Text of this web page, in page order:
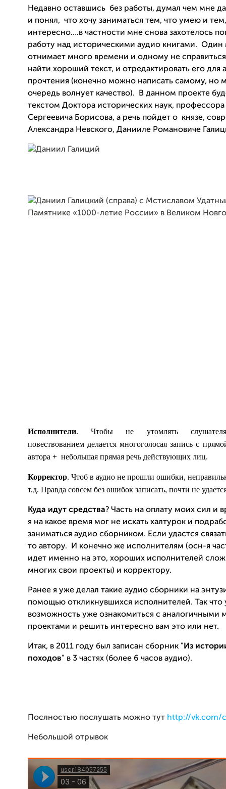
Недавно оставшись без работы, думал чем мне
и понял, что хочу заниматься тем, что умею и
интересно….в частности мне снова захотелось
работу над историческими аудио книгами. Один
отнимает много времени и одному не
найти хороший текст, и отредактировать его для
прочтения (конечно можно написать самому, но
очередь волнует качество).
В данном проекте
текстом Доктора исторических наук, профессора
Сергеевича Борисова, а речь пойдет о князе,
Александра Невского, Данииле Романовиче
Исполнители. Чтобы не утомлять
повествованием делается многоголосая запись с
автора + небольшая прямая речь действующих лиц.
Корректор. Чтоб в аудио не прошли ошибки,
т.д. Правда совсем без ошибок записать, почти не
Куда идут средства? Часть на оплату моих сил и
я на какое время мог не искать халтурок и
заниматься аудио сборником. Если удастся
то автору.
И конечно же исполнителям (осн-я
идет именно на это, хороших исполнителей
многих свои проекты) и корректору.
Ранее я уже делал такие аудио сборники на
помощью откликнувшихся исполнителей. Так что
возможность уже ознакомиться с аналогичными
проектами и решить интересно вам это или нет.
Итак, в 2011 году был записан сборник " Из
походов" в 3 частях (более 6 часов аудио).
Послностью послушать можно тут http://vk.com/
Небольшой отрывок